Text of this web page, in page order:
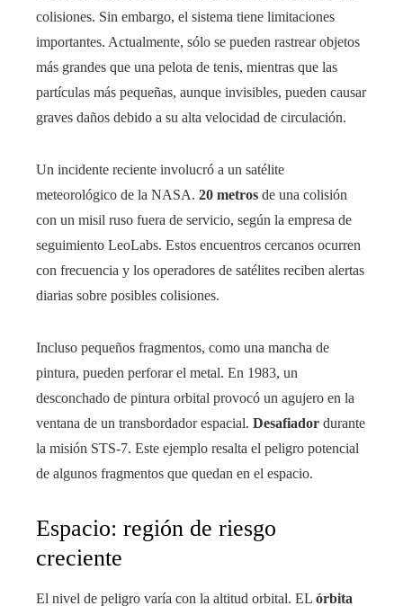
colisiones. Sin embargo, el sistema tiene limitaciones
importantes. Actualmente, sólo se pueden rastrear objetos
más grandes que una pelota de tenis, mientras que las
partículas más pequeñas, aunque invisibles, pueden causar
graves daños debido a su alta velocidad de circulación.
Un incidente reciente involucró a un satélite
meteorológico de la NASA. 20 metros de una colisión
con un misil ruso fuera de servicio, según la empresa de
seguimiento LeoLabs. Estos encuentros cercanos ocurren
con frecuencia y los operadores de satélites reciben alertas
diarias sobre posibles colisiones.
Incluso pequeños fragmentos, como una mancha de
pintura, pueden perforar el metal. En 1983, un
desconchado de pintura orbital provocó un agujero en la
ventana de un transbordador espacial. Desafiador durante
la misión STS-7. Este ejemplo resalta el peligro potencial
de algunos fragmentos que quedan en el espacio.
Espacio: región de riesgo
creciente
El nivel de peligro varía con la altitud orbital. EL órbita